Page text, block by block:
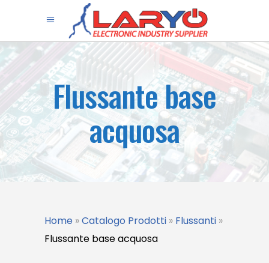
Flussante base
acquosa
Home »Catalogo Prodotti » Flussanti »
Flussante base acquosa